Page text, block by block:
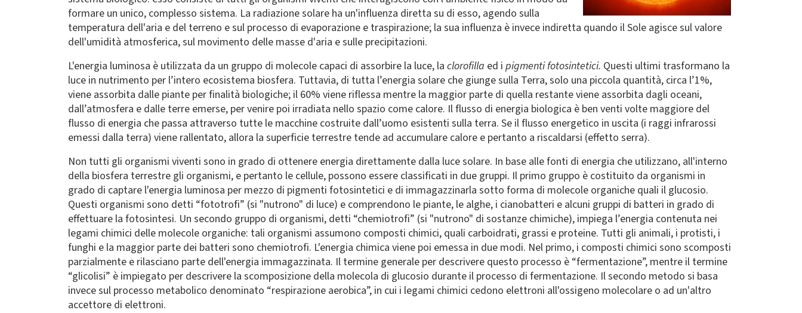
formare un unico, complesso sistema. La radiazione solare ha un'influenza diretta su di esso, agendo sulla
temperatura dell'aria e del terreno e sul processo di evaporazione e traspirazione; la sua influenza è invece indiretta quando il Sole agisce sul valore
dell'umidità atmosferica, sul movimento delle masse d'aria e sulle precipitazioni.
L'energia luminosa è utilizzata da un gruppo di molecole capaci di assorbire la luce, la clorofilla ed i pigmenti fotosintetici. Questi ultimi trasformano la
luce in nutrimento per l’intero ecosistema biosfera. Tuttavia, di tutta l’energia solare che giunge sulla Terra, solo una piccola quantità, circa l’1%,
viene assorbita dalle piante per finalità biologiche; il 60% viene riflessa mentre la maggior parte di quella restante viene assorbita dagli oceani,
dall’atmosfera e dalle terre emerse, per venire poi irradiata nello spazio come calore. Il flusso di energia biologica è ben venti volte maggiore del
flusso di energia che passa attraverso tutte le macchine costruite dall’uomo esistenti sulla terra. Se il flusso energetico in uscita (i raggi infrarossi
emessi dalla terra) viene rallentato, allora la superficie terrestre tende ad accumulare calore e pertanto a riscaldarsi (effetto serra).
Non tutti gli organismi viventi sono in grado di ottenere energia direttamente dalla luce solare. In base alle fonti di energia che utilizzano, all'interno
della biosfera terrestre gli organismi, e pertanto le cellule, possono essere classificati in due gruppi. Il primo gruppo è costituito da organismi in
grado di captare l'energia luminosa per mezzo di pigmenti fotosintetici e di immagazzinarla sotto forma di molecole organiche quali il glucosio.
Questi organismi sono detti “fototrofi” (si "nutrono" di luce) e comprendono le piante, le alghe, i cianobatteri e alcuni gruppi di batteri in grado di
effettuare la fotosintesi. Un secondo gruppo di organismi, detti “chemiotrofi” (si "nutrono" di sostanze chimiche), impiega l’energia contenuta nei
legami chimici delle molecole organiche: tali organismi assumono composti chimici, quali carboidrati, grassi e proteine. Tutti gli animali, i protisti, i
funghi e la maggior parte dei batteri sono chemiotrofi. L'energia chimica viene poi emessa in due modi. Nel primo, i composti chimici sono scomposti
parzialmente e rilasciano parte dell'energia immagazzinata. Il termine generale per descrivere questo processo è “fermentazione”, mentre il termine
“glicolisi” è impiegato per descrivere la scomposizione della molecola di glucosio durante il processo di fermentazione. Il secondo metodo si basa
invece sul processo metabolico denominato “respirazione aerobica”, in cui i legami chimici cedono elettroni all'ossigeno molecolare o ad un'altro
accettore di elettroni.